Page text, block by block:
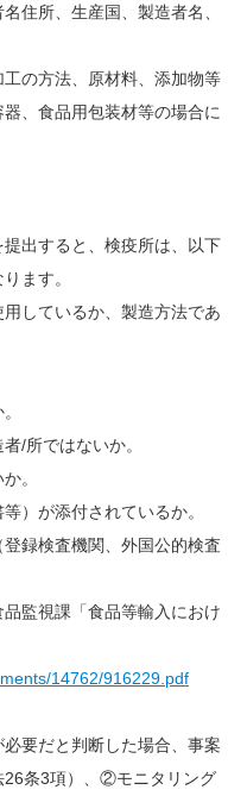
住所、生産国、製造者名、
工の方法、原材料、添加物等
、食品用包装材等の場合に
出すると、検疫所は、以下
ます。
しているか、製造方法であ
者/所ではないか。
。
）が添付されているか。
録検査機関、外国公的検査
品監視課「食品等輸入におけ
14762/916229.pdf
要だと判断した場合、事案
26条3項）、②モニタリング